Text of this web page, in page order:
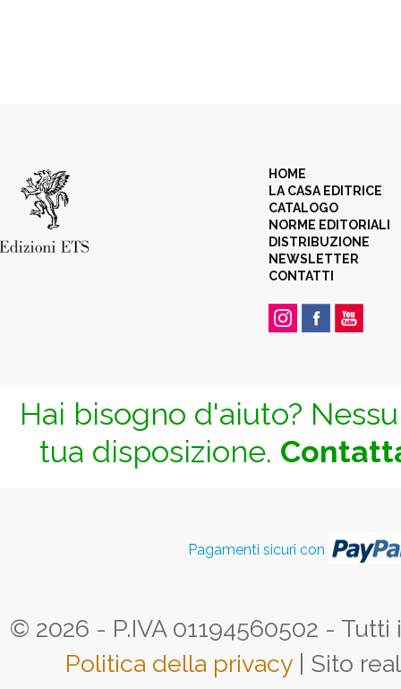
HOME
LA CASA EDITRICE
CATALOGO
NORME EDITORIALI
DISTRIBUZIONE
NEWSLETTER
CONTATTI
Hai bisogno d'aiuto?
tua disposizione.
Pagamenti sicuri con
© 2026 - P.IVA 01194560502 -
Politica della privacy | Sito